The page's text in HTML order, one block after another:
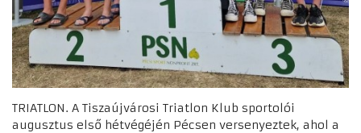
TRIATLON. A Tiszaújvárosi Triatlon Klub sportolói
augusztus első hétvégéjén Pécsen versenyeztek, ahol a